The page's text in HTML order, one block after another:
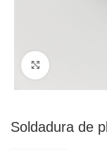
Soldadura de